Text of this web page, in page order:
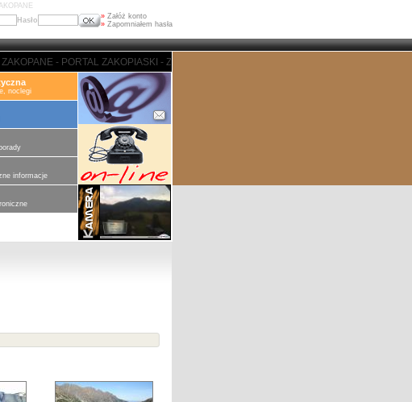
Hasło » Załóż konto
» Zapomniałem hasła
- PORTAL ZAKOPIASKI - ZAKOPANE - PORTAL ZAKOPIASKI - ZAKOPANE
noclegi
informacje